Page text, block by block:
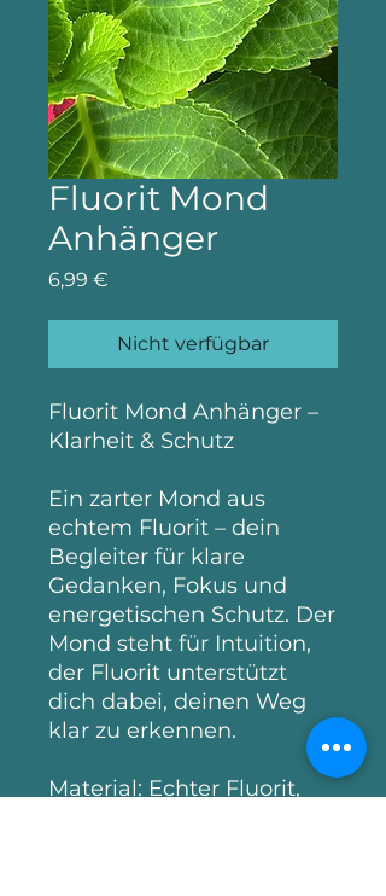
Fluorit Mond
Anhänger
6,99 €
Nicht verfügbar
Fluorit Mond Anhänger –
Klarheit & Schutz
Ein zarter Mond aus
echtem Fluorit – dein
Begleiter für klare
Gedanken, Fokus und
energetischen Schutz. Der
Mond steht für Intuition,
der Fluorit unterstützt
dich dabei, deinen Weg
klar zu erkennen.
Material: Echter Fluorit,